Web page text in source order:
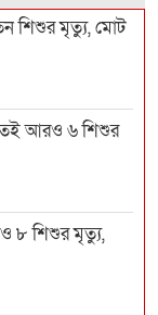
শিশুর মৃত্যু, মোট
আরও ৬ শিশুর
৮ শিশুর মৃত্যু,